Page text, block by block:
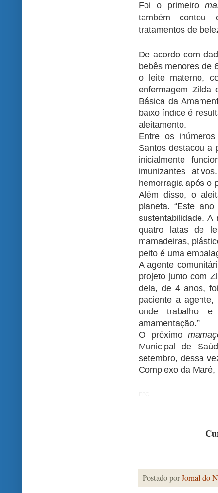
Foi o primeiro
também contou
tratamentos de
De acordo com
bebês menores de
o leite materno,
enfermagem Zilda
Básica da
baixo índice é
aleitamento.
Entre os
Santos destacou a
inicialmente
imunizantes
hemorragia após o
Além disso, o
planeta. “Este
sustentabilidade.
quatro latas de
mamadeiras,
peito é uma
A agente
projeto junto com
dela, de 4 anos,
paciente a
onde trabalho e
amamentação.”
O próximo
Municipal de
setembro, dessa
Complexo da
Postado porJornal do